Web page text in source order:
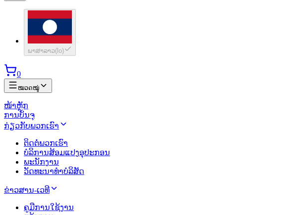
ພາສາລາວ( lo)
0
ໝວດໝູ່
ໜ້າຫຼັກ
ການບັນຈຸ
ກ່ຽວກັບພວກເຮົາ
ຕິດຕໍ່ພວກເຮົາ
ບໍລິການສ້ອມແປງອຸປະກອນ
ພະນັກງານ
ວັດທະນາທຳບໍລິສັດ
ຂ່າວສານ-ເວທີ
ຄູມືການໃຊ້ງານ